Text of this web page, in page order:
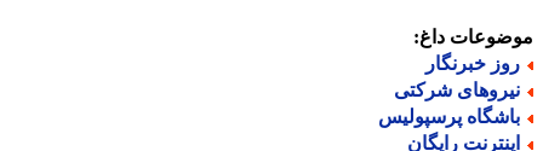
داغ:
خبرنگار
شرکتی
پرسپولیس
رایگان